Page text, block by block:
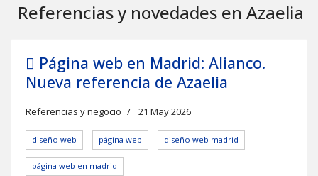
Referencias y novedades en Azaelia
Página web en Madrid: Alianco.
Nueva referencia de Azaelia
Referencias y negocio 21 May 2026
diseño web página web diseño web madrid
página web en madrid